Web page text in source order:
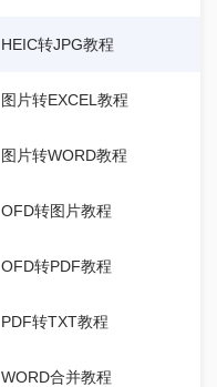
HEIC转JPG教程
图片转EXCEL教程
图片转WORD教程
OFD转图片教程
OFD转PDF教程
PDF转TXT教程
WORD合并教程